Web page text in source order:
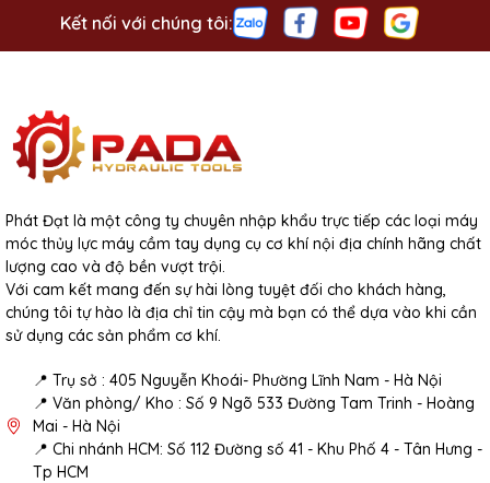
Kết nối với chúng tôi:
Phát Đạt là một công ty chuyên nhập khẩu trực tiếp các loại máy
móc thủy lực máy cầm tay dụng cụ cơ khí nội địa chính hãng chất
lượng cao và độ bền vượt trội.
Với cam kết mang đến sự hài lòng tuyệt đối cho khách hàng,
chúng tôi tự hào là địa chỉ tin cậy mà bạn có thể dựa vào khi cần
sử dụng các sản phẩm cơ khí.
📍 Trụ sở : 405 Nguyễn Khoái- Phường Lĩnh Nam - Hà Nội
📍 Văn phòng/ Kho : Số 9 Ngõ 533 Đường Tam Trinh - Hoàng
Mai - Hà Nội
📍 Chi nhánh HCM: Số 112 Đường số 41 - Khu Phố 4 - Tân Hưng -
Tp HCM